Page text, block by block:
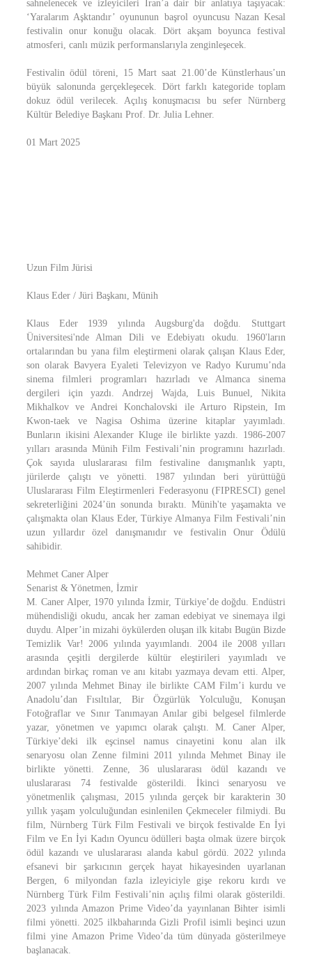
sahnelenecek ve izleyicileri İran’a dair bir anlatıya taşıyacak:
‘Yaralarım Aşktandır’ oyununun başrol oyuncusu Nazan Kesal
festivalin onur konuğu olacak. Dört akşam boyunca festival
atmosferi, canlı müzik performanslarıyla zenginleşecek.
Festivalin ödül töreni, 15 Mart saat 21.00’de Künstlerhaus’un
büyük salonunda gerçekleşecek. Dört farklı kategoride toplam
dokuz ödül verilecek. Açılış konuşmacısı bu sefer Nürnberg
Kültür Belediye Başkanı Prof. Dr. Julia Lehner.
01 Mart 2025
Uzun Film Jürisi
Klaus Eder / Jüri Başkanı, Münih
Klaus Eder 1939 yılında Augsburg'da doğdu. Stuttgart
Üniversitesi'nde Alman Dili ve Edebiyatı okudu. 1960'ların
ortalarından bu yana film eleştirmeni olarak çalışan Klaus Eder,
son olarak Bavyera Eyaleti Televizyon ve Radyo Kurumu’nda
sinema filmleri programları hazırladı ve Almanca sinema
dergileri için yazdı. Andrzej Wajda, Luis Bunuel, Nikita
Mikhalkov ve Andrei Konchalovski ile Arturo Ripstein, Im
Kwon-taek ve Nagisa Oshima üzerine kitaplar yayımladı.
Bunların ikisini Alexander Kluge ile birlikte yazdı. 1986-2007
yılları arasında Münih Film Festivali’nin programını hazırladı.
Çok sayıda uluslararası film festivaline danışmanlık yaptı,
jürilerde çalıştı ve yönetti. 1987 yılından beri yürüttüğü
Uluslararası Film Eleştirmenleri Federasyonu (FIPRESCI) genel
sekreterliğini 2024’ün sonunda bıraktı. Münih'te yaşamakta ve
çalışmakta olan Klaus Eder, Türkiye Almanya Film Festivali’nin
uzun yıllardır özel danışmanıdır ve festivalin Onur Ödülü
sahibidir.
Mehmet Caner Alper
Senarist & Yönetmen, İzmir
M. Caner Alper, 1970 yılında İzmir, Türkiye’de doğdu. Endüstri
mühendisliği okudu, ancak her zaman edebiyat ve sinemaya ilgi
duydu. Alper’in mizahi öykülerden oluşan ilk kitabı Bugün Bizde
Temizlik Var! 2006 yılında yayımlandı. 2004 ile 2008 yılları
arasında çeşitli dergilerde kültür eleştirileri yayımladı ve
ardından birkaç roman ve anı kitabı yazmaya devam etti. Alper,
2007 yılında Mehmet Binay ile birlikte CAM Film’i kurdu ve
Anadolu’dan Fısıltılar, Bir Özgürlük Yolculuğu, Konuşan
Fotoğraflar ve Sınır Tanımayan Anılar gibi belgesel filmlerde
yazar, yönetmen ve yapımcı olarak çalıştı. M. Caner Alper,
Türkiye’deki ilk eşcinsel namus cinayetini konu alan ilk
senaryosu olan Zenne filmini 2011 yılında Mehmet Binay ile
birlikte yönetti. Zenne, 36 uluslararası ödül kazandı ve
uluslararası 74 festivalde gösterildi. İkinci senaryosu ve
yönetmenlik çalışması, 2015 yılında gerçek bir karakterin 30
yıllık yaşam yolculuğundan esinlenilen Çekmeceler filmiydi. Bu
film, Nürnberg Türk Film Festivali ve birçok festivalde En İyi
Film ve En İyi Kadın Oyuncu ödülleri başta olmak üzere birçok
ödül kazandı ve uluslararası alanda kabul gördü. 2022 yılında
efsanevi bir şarkıcının gerçek hayat hikayesinden uyarlanan
Bergen, 6 milyondan fazla izleyiciyle gişe rekoru kırdı ve
Nürnberg Türk Film Festivali’nin açılış filmi olarak gösterildi.
2023 yılında Amazon Prime Video’da yayınlanan Bihter isimli
filmi yönetti. 2025 ilkbaharında Gizli Profil isimli beşinci uzun
filmi yine Amazon Prime Video’da tüm dünyada gösterilmeye
başlanacak.